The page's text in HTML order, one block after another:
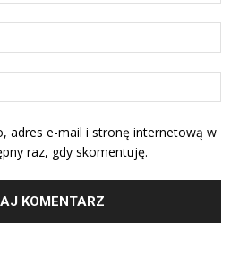
adres e-mail i stronę internetową w
raz, gdy skomentuję.